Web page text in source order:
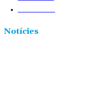
Notícies